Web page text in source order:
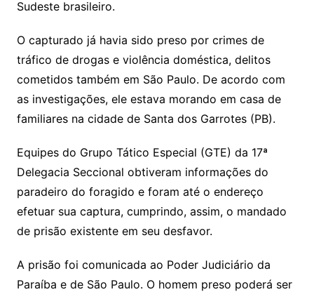
Sudeste brasileiro.
O capturado já havia sido preso por crimes de
tráfico de drogas e violência doméstica, delitos
cometidos também em São Paulo. De acordo com
as investigações, ele estava morando em casa de
familiares na cidade de Santa dos Garrotes (PB).
Equipes do Grupo Tático Especial (GTE) da 17ª
Delegacia Seccional obtiveram informações do
paradeiro do foragido e foram até o endereço
efetuar sua captura, cumprindo, assim, o mandado
de prisão existente em seu desfavor.
A prisão foi comunicada ao Poder Judiciário da
Paraíba e de São Paulo. O homem preso poderá ser